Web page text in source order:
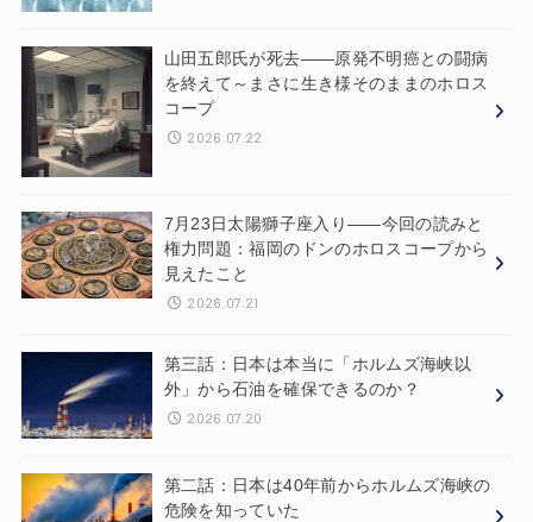
山田五郎氏が死去——原発不明癌との闘病
を終えて～まさに生き様そのままのホロス
コープ
2026.07.22
7月23日太陽獅子座入り——今回の読みと
権力問題：福岡のドンのホロスコープから
見えたこと
2026.07.21
第三話：日本は本当に「ホルムズ海峡以
外」から石油を確保できるのか？
2026.07.20
第二話：日本は40年前からホルムズ海峡の
危険を知っていた